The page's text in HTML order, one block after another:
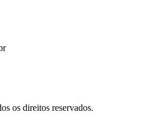
os direitos reservados.